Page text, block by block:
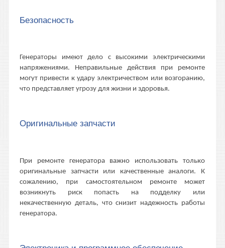
Безопасность
Генераторы имеют дело с высокими электрическими
напряжениями. Неправильные действия при ремонте
могут привести к удару электричеством или возгоранию,
что представляет угрозу для жизни и здоровья.
Оригинальные запчасти
При ремонте генератора важно использовать только
оригинальные запчасти или качественные аналоги. К
сожалению, при самостоятельном ремонте может
возникнуть риск попасть на подделку или
некачественную деталь, что снизит надежность работы
генератора.